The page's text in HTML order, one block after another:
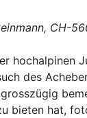
CH-
des
bieten hat,